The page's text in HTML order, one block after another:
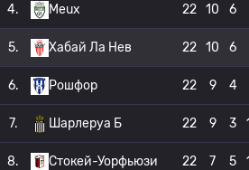
4. Meux 22 10 6
5. Хабай Ла Нев 22 10 6
6. Рошфор 22 9 4
7. Шарлеруа Б 22 9 3
8. Стокей-Уорфьюзи 22 7 5